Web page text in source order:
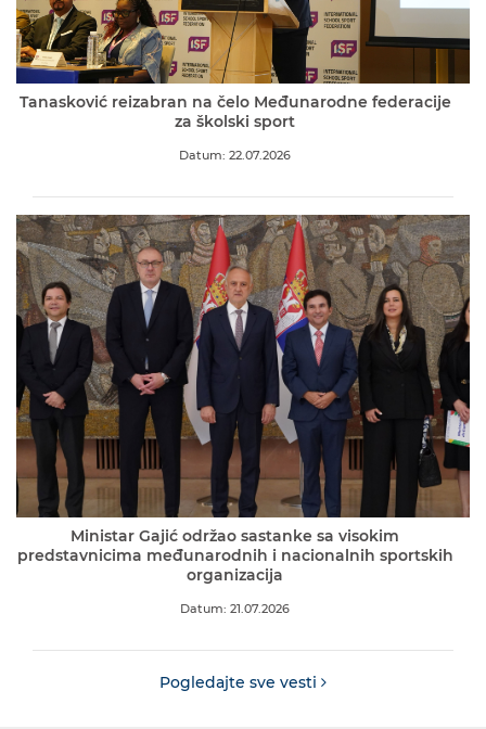
Tanasković reizabran na čelo Međunarodne federacije
za školski sport
Datum: 22.07.2026
Ministar Gajić održao sastanke sa visokim
predstavnicima međunarodnih i nacionalnih sportskih
organizacija
Datum: 21.07.2026
Pogledajte sve vesti